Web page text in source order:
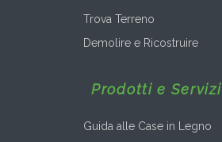
Trova Terreno
Demolire e Ricostruire
Prodotti e Servizi
Guida alle Case in Legno